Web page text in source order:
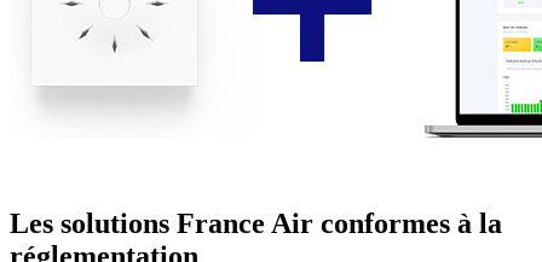
Les solutions France Air conformes à la
réglementation